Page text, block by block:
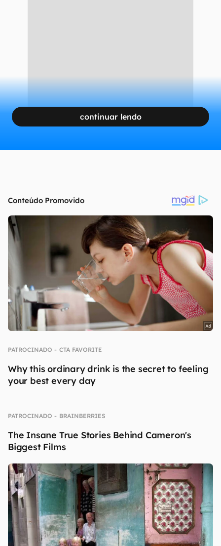
continuar lendo